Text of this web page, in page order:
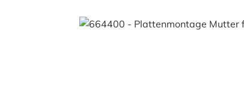
Bildergalerie überspringen